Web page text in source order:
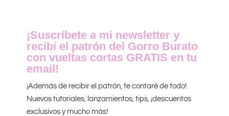
¡Suscríbete a mi newsletter y
recibí el patrón del Gorro Burato
con vueltas cortas GRATIS en tu
email!
¡Además de recibir el patrón, te contaré de todo!
Nuevos tutoriales, lanzamientos, tips, ¡descuentos
exclusivos y mucho más!